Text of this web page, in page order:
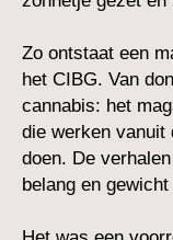
Zo ontstaat een
het CIBG. Van
cannabis: het
die werken vanuit
doen. De
belang en